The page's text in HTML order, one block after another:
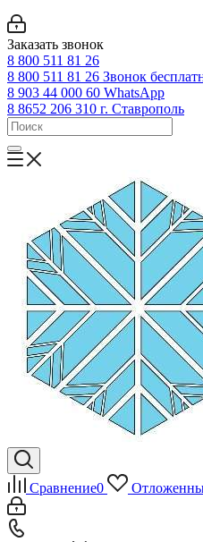
Заказать звонок
8 800 511 81 26
8 800 511 81 26 Звонок
8 903 44 000 60 WhatsАpp
8 8652 206 310 г. Ставрополь
Сравнение0